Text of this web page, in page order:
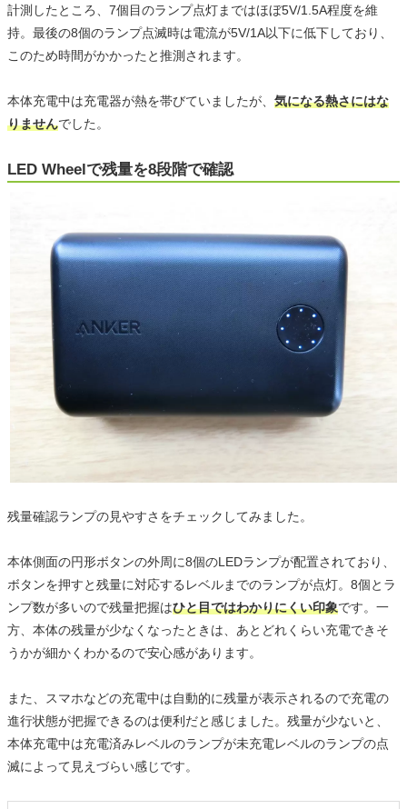
計測したところ、7個目のランプ点灯まではほぼ5V/1.5A程度を維
持。最後の8個のランプ点滅時は電流が5V/1A以下に低下しており、
このため時間がかかったと推測されます。
本体充電中は充電器が熱を帯びていましたが、 気になる熱さにはな
りませんでした。
LED Wheelで残量を8段階で確認
残量確認ランプの見やすさをチェックしてみました。
本体側面の円形ボタンの外周に8個のLEDランプが配置されており、
ボタンを押すと残量に対応するレベルまでのランプが点灯。8個とラ
ンプ数が多いので残量把握はひと目ではわかりにくい印象です。一
方、本体の残量が少なくなったときは、あとどれくらい充電できそ
うかが細かくわかるので安心感があります。
また、スマホなどの充電中は自動的に残量が表示されるので充電の
進行状態が把握できるのは便利だと感じました。残量が少ないと、
本体充電中は充電済みレベルのランプが未充電レベルのランプの点
滅によって見えづらい感じです。